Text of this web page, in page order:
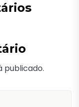
publicado.